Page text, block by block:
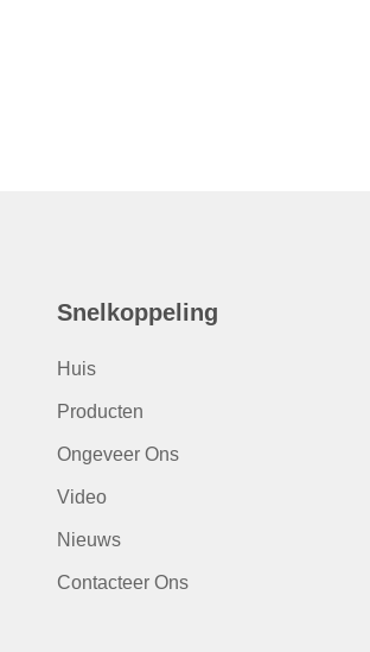
Snelkoppeling
Huis
Producten
Ongeveer Ons
Video
Nieuws
Contacteer Ons